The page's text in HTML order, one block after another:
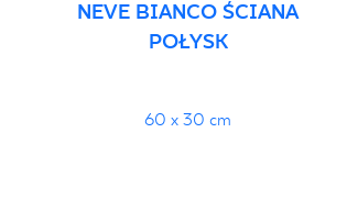
NEVE BIANCO ŚCIANA
POŁYSK
60 x 30 cm